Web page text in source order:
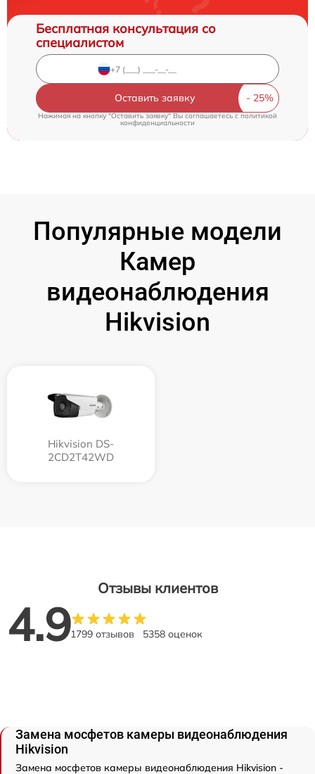
Бесплатная консультация со
специалистом
Оставить заявку
Нажимая на кнопку "Оставить заявку" Вы соглашаетесь cполитикой
конфиденциальности
Популярные модели
Камер
видеонаблюдения
Hikvision
Hikvision DS-
2CD2T42WD
Отзывы клиентов
4.91799 отзывов 5358 оценок
Замена мосфетов камеры видеонаблюдения
Hikvision
Замена мосфетов камеры видеонаблюдения Hikvision -